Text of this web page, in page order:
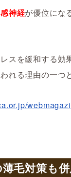
神経が優位にな
スを緩和する効
れる理由の一つ
毛対策も